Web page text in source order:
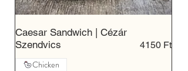
Caesar Sandwich | Cézár
Szendvics
4150 Ft
Chicken